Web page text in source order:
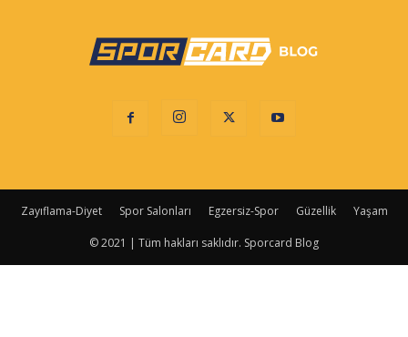
Zayıflama-Diyet Spor Salonları Egzersiz-Spor Güzellik Yaşam
© 2021 | Tüm hakları saklıdır. Sporcard Blog